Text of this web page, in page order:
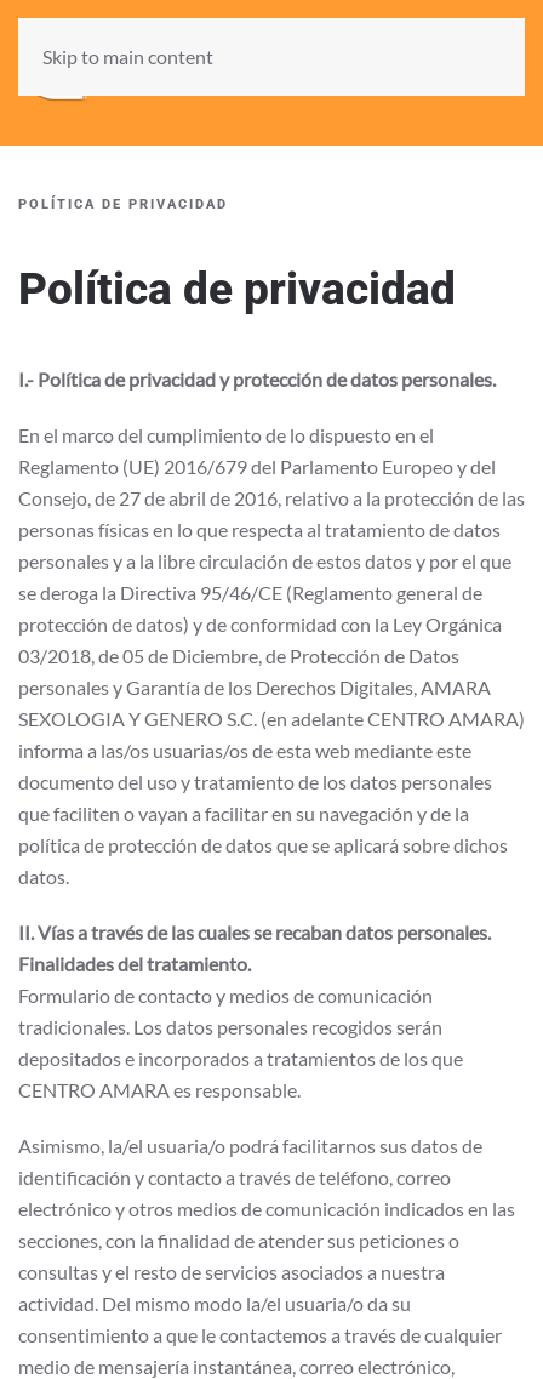
Skip to main content
POLÍTICA DE PRIVACIDAD
Política de privacidad
I.- Política de privacidad y protección de datos personales.
En el marco del cumplimiento de lo dispuesto en el
Reglamento (UE) 2016/679 del Parlamento Europeo y del
Consejo, de 27 de abril de 2016, relativo a la protección de las
personas físicas en lo que respecta al tratamiento de datos
personales y a la libre circulación de estos datos y por el que
se deroga la Directiva 95/46/CE (Reglamento general de
protección de datos) y de conformidad con la Ley Orgánica
03/2018, de 05 de Diciembre, de Protección de Datos
personales y Garantía de los Derechos Digitales, AMARA
SEXOLOGIA Y GENERO S.C. (en adelante CENTRO AMARA)
informa a las/os usuarias/os de esta web mediante este
documento del uso y tratamiento de los datos personales
que faciliten o vayan a facilitar en su navegación y de la
política de protección de datos que se aplicará sobre dichos
datos.
II. Vías a través de las cuales se recaban datos personales.
Finalidades del tratamiento.
Formulario de contacto y medios de comunicación
tradicionales. Los datos personales recogidos serán
depositados e incorporados a tratamientos de los que
CENTRO AMARA es responsable.
Asimismo, la/el usuaria/o podrá facilitarnos sus datos de
identificación y contacto a través de teléfono, correo
electrónico y otros medios de comunicación indicados en las
secciones, con la finalidad de atender sus peticiones o
consultas y el resto de servicios asociados a nuestra
actividad. Del mismo modo la/el usuaria/o da su
consentimiento a que le contactemos a través de cualquier
medio de mensajería instantánea, correo electrónico,